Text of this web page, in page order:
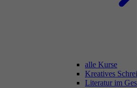
alle Kurse
Kreatives
Literatur im